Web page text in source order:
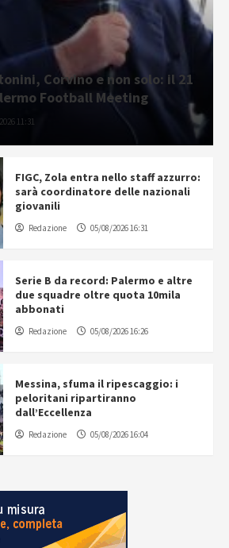
Corvino e non solo: il 21
Football Meeting
11:31
FIGC, Zola entra nello staff azzurro:
sarà coordinatore delle nazionali
giovanili
Redazione 05/08/2026 16:31
Serie B da record: Palermo e altre
due squadre oltre quota 10mila
abbonati
Redazione 05/08/2026 16:26
Messina, sfuma il ripescaggio: i
peloritani ripartiranno
dall’Eccellenza
Redazione 05/08/2026 16:04